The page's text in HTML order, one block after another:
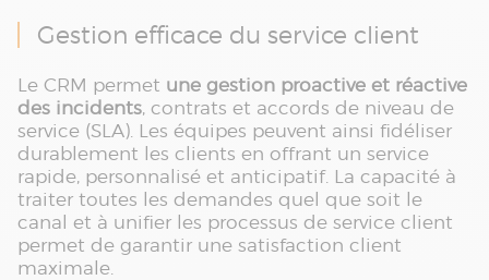
Gestion efficace du service client
Le CRM permet une gestion proactive et réactive
des incidents, contrats et accords de niveau de
service (SLA). Les équipes peuvent ainsi fidéliser
durablement les clients en offrant un service
rapide, personnalisé et anticipatif. La capacité à
traiter toutes les demandes quel que soit le
canal et à unifier les processus de service client
permet de garantir une satisfaction client
maximale.